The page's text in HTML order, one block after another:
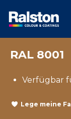
RAL 8001
Verfügbar
Lege meine